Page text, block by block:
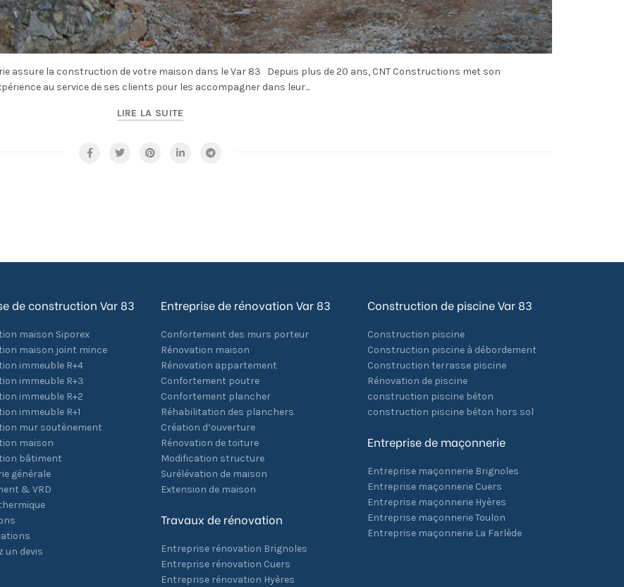
assure la construction de votre maison dans le Var 83 Depuis plus de 20 ans, CNT Constructions met son
au service de ses clients pour les accompagner dans leur...
LIRE LA SUITE
de construction Var 83
maison Siporex
maison joint mince
immeuble R+4
immeuble R+3
immeuble R+2
immeuble R+1
mur soutènement
maison
bâtiment
générale
& VRD
un devis
Entreprise de rénovation Var 83
Confortement des murs porteur
Rénovation maison
Rénovation appartement
Confortement poutre
Confortement plancher
Réhabilitation des planchers
Création d’ouverture
Rénovation de toiture
Modification structure
Surélévation de maison
Extension de maison
Travaux de rénovation
Entreprise rénovation Brignoles
Entreprise rénovation Cuers
Entreprise rénovation Hyères
Construction de piscine Var 83
Construction piscine
Construction piscine à débordement
Construction terrasse piscine
Rénovation de piscine
construction piscine béton
construction piscine béton hors sol
Entreprise de maçonnerie
Entreprise maçonnerie Brignoles
Entreprise maçonnerie Cuers
Entreprise maçonnerie Hyères
Entreprise maçonnerie Toulon
Entreprise maçonnerie La Farlède